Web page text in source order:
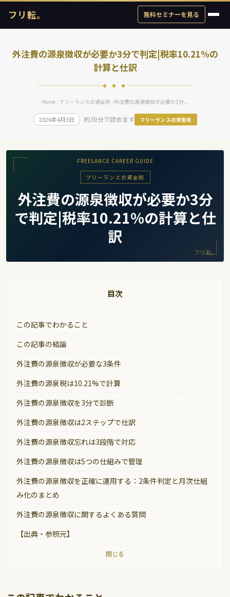
フリ転。 無料セミナーを見る
外注費の源泉徴収が必要か3分で判定|税率10.21%の
計算と仕訳
◆ ◆ ◆
Home› フリーランスの資金術› 外注費の源泉徴収が必要か3分...
2026年4月3日 約30分で読めます フリーランスの資金術
FREELANCE CAREER GUIDE
フリーランスの資金術
外注費の源泉徴収が必要か3分
で判定|税率10.21%の計算と仕
訳
フリ転。
目次
この記事でわかること
この記事の結論
外注費の源泉徴収が必要な3条件
外注費の源泉税は10.21%で計算
外注費の源泉徴収を3分で診断
外注費の源泉徴収は2ステップで仕訳
外注費の源泉徴収忘れは3段階で対応
外注費の源泉徴収は5つの仕組みで管理
外注費の源泉徴収を正確に運用する：2条件判定と月次仕組
み化のまとめ
外注費の源泉徴収に関するよくある質問
【出典・参照元】
閉じる